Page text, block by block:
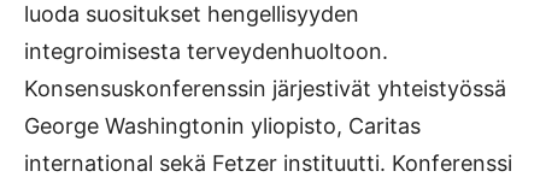
luoda suositukset hengellisyyden
integroimisesta terveydenhuoltoon.
Konsensuskonferenssin järjestivät yhteistyössä
George Washingtonin yliopisto, Caritas
international sekä Fetzer instituutti. Konferenssi